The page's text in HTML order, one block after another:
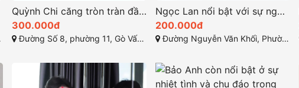
Quỳnh Chi căng tròn tràn đầy sức sống
300.000đ
Đường Số 8, phường 11, Gò Vấp, Thành phố Hồ Chí Minh
Ngọc Lan nổi bật với sự ngọt ngào và cuốn hút
200.000đ
Đường Nguyễn Văn Khối, Phường 9, quận Gò Vấp, Thành phố Hồ Chí Minh